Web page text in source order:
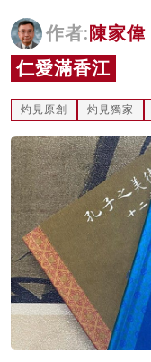
名家榜
灼見活動
作者: 陳家偉
仁愛滿香江
灼見原創 灼見獨家